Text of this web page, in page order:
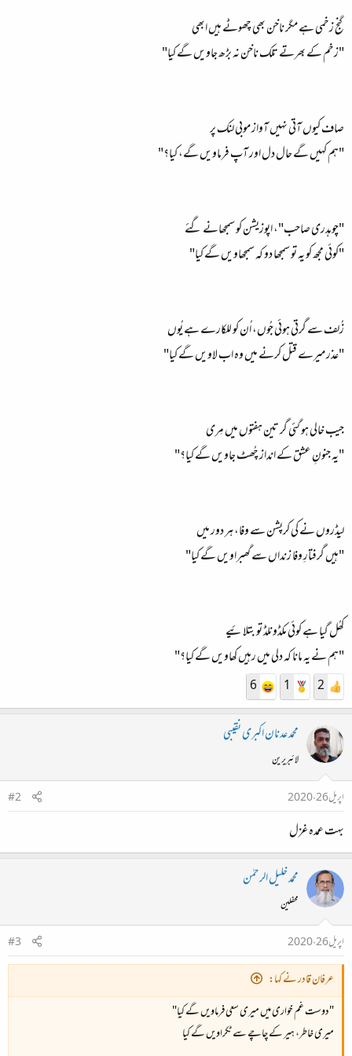
گنج زخمی ہے مگر ناخن بھی چھوٹے ہیں ابھی
"زخم کے بھرتے تلک ناخن نہ بڑھ جاویں گے کیا"
صاف کیوں آتی نہیں آواز موبی لنک پر
"ہم کہیں گے حال دل اور آپ فرماویں گے، کیا؟"
"چوہدری صاحب"، اپوزیشن کو سمجھانے گئے
"کوئی مجھ کو یہ تو سمجھا دو کہ سمجھاویں گے کیا"
زُلف سے گرتی ہوئی جُوں، اُن کو للکارے ہے یُوں
"عذر میرے قتل کرنے میں وہ اب لاویں گے کیا"
جیب خالی ہو گئی گر تین ہفتوں میں مِری
"یہ جنونِ عشق کے انداز چُھٹ جاویں گے کیا؟"
لیڈروں نے کی کرپشن سے وفا، ہر دور میں
"ہیں گرفتارِ وفا زنداں سے گھبراویں گے کیا"
کھُل گیا ہے کوئی مکڈونلڈ تو بتلائیے
"ہم نے یہ مانا کہ دلی میں رہیں کھاویں گے کیا؟"
2
1
6
محمد عدنان اکبری نقیبی
لائبریرین
اپریل 26، 2020
#2
بہت عمدہ غزل
محمد خلیل الرحمٰن
محفلین
اپریل 26، 2020
#3
عرفان قادر نے کہا:
"دوست غم خواری میں میری سعی فرماویں گے کیا"
میری خاطر، ہیر کے چاچے سے ٹکراویں گے کیا